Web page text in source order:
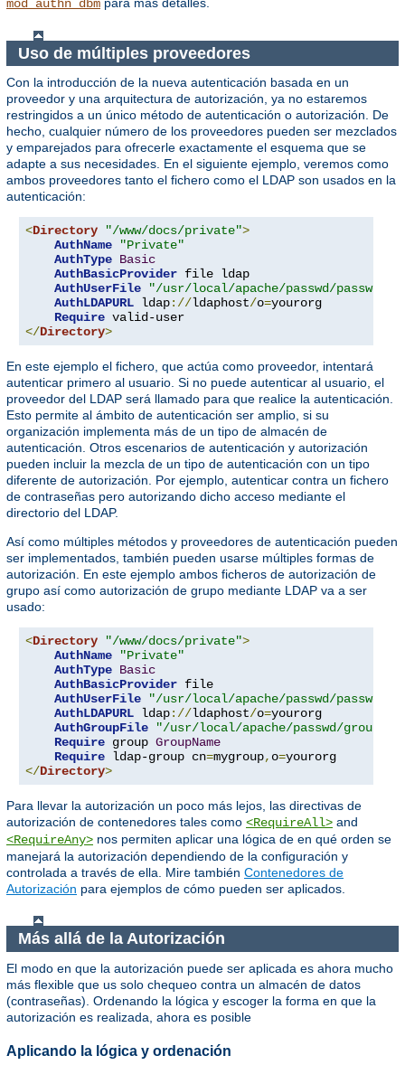
mod_authn_dbm para más detalles.
Uso de múltiples proveedores
Con la introducción de la nueva autenticación basada en un
proveedor y una arquitectura de autorización, ya no estaremos
restringidos a un único método de autenticación o autorización. De
hecho, cualquier número de los proveedores pueden ser mezclados
y emparejados para ofrecerle exactamente el esquema que se
adapte a sus necesidades. En el siguiente ejemplo, veremos como
ambos proveedores tanto el fichero como el LDAP son usados en la
autenticación:
<Directory "/www/docs/private">
AuthName
"Private"
AuthType Basic
AuthBasicProvider file ldap
AuthUserFile
"/usr/local/apache/passwd/
AuthLDAPURL ldap://ldaphost/o=yourorg
Require
</Directory>
En este ejemplo el fichero, que actúa como proveedor, intentará
autenticar primero al usuario. Si no puede autenticar al usuario, el
proveedor del LDAP será llamado para que realice la autenticación.
Esto permite al ámbito de autenticación ser amplio, si su
organización implementa más de un tipo de almacén de
autenticación. Otros escenarios de autenticación y autorización
pueden incluir la mezcla de un tipo de autenticación con un tipo
diferente de autorización. Por ejemplo, autenticar contra un fichero
de contraseñas pero autorizando dicho acceso mediante el
directorio del LDAP.
Así como múltiples métodos y proveedores de autenticación pueden
ser implementados, también pueden usarse múltiples formas de
autorización. En este ejemplo ambos ficheros de autorización de
grupo así como autorización de grupo mediante LDAP va a ser
usado:
<Directory "/www/docs/private">
AuthName
"Private"
AuthType Basic
AuthBasicProvider file
AuthUserFile
"/usr/local/apache/passwd/
AuthLDAPURL ldap://ldaphost/o=yourorg
AuthGroupFile
"/usr/local/apache/passwd/groups"
Require group GroupName
Require ldap-group cn=mygroup, o=
</Directory>
Para llevar la autorización un poco más lejos, las directivas de
autorización de contenedores tales como <RequireAll> and
<RequireAny> nos permiten aplicar una lógica de en qué orden se
manejará la autorización dependiendo de la configuración y
controlada a través de ella. Mire también Contenedores de
Autorización para ejemplos de cómo pueden ser aplicados.
Más allá de la Autorización
El modo en que la autorización puede ser aplicada es ahora mucho
más flexible que us solo chequeo contra un almacén de datos
(contraseñas). Ordenando la lógica y escoger la forma en que la
autorización es realizada, ahora es posible
Aplicando la lógica y ordenación